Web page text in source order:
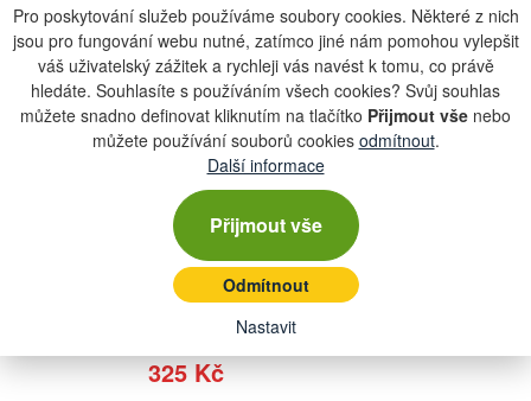
Pro poskytování služeb používáme soubory cookies. Některé z nich
jsou pro fungování webu nutné, zatímco jiné nám pomohou vylepšit
váš uživatelský zážitek a rychleji vás navést k tomu, co právě
hledáte. Souhlasíte s používáním všech cookies? Svůj souhlas
můžete snadno definovat kliknutím na tlačítko Přijmout vše nebo
můžete používání souborů cookies odmítnout.
Další informace
Přijmout vše
Odmítnout
Nastavit
559 Kč
Extol 76700 děrovač kůže, sada 15ks, 2...
na dotaz
499 Kč
Počet
kusů
EXTOL 8801820 Sekáče, průbojníky a
důl...
na dotaz
325 Kč
Počet
kusů